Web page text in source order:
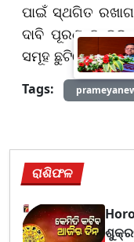
ପାଇଁ ସ୍ଥଗିତ
ଦାବି ପୂରଣ ନ
ସମୂହ ଛୁଟିରେ ଯିବେ ।
Tags:
ରାଶିଫଳ